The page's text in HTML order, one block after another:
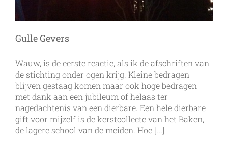
Gulle Gevers
Wauw, is de eerste reactie, als ik de afschriften van
de stichting onder ogen krijg. Kleine bedragen
blijven gestaag komen maar ook hoge bedragen
met dank aan een jubileum of helaas ter
nagedachtenis van een dierbare. Een hele dierbare
gift voor mijzelf is de kerstcollecte van het Baken,
de lagere school van de meiden. Hoe [...]